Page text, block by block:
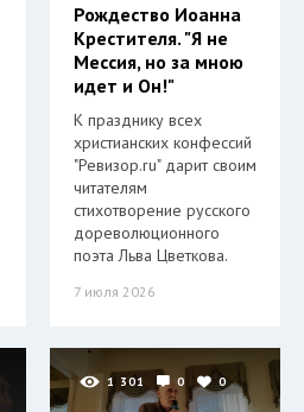
Рождество Иоанна
Крестителя. "Я не
Мессия, но за мною
идет и Он!"
К празднику всех
христианских конфессий
"Ревизор.ru" дарит своим
читателям
стихотворение русского
дореволюционного
поэта Льва Цветкова.
7 июля 2026
1 301 0 0